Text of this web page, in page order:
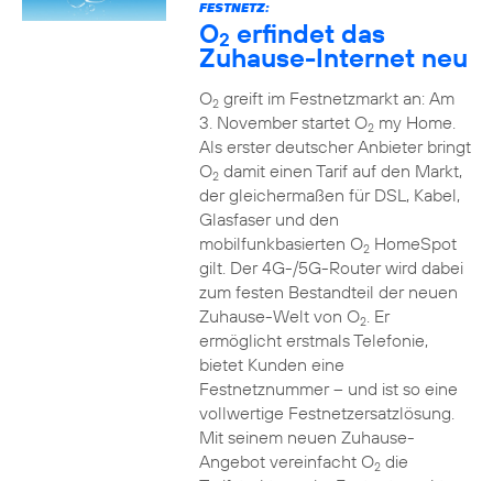
FESTNETZ:
O2 erfindet das
Zuhause-Internet neu
O2greift im Festnetzmarkt an: Am
3. November startet O2my Home.
Als erster deutscher Anbieter bringt
O2damit einen Tarif auf den Markt,
der gleichermaßen für DSL, Kabel,
Glasfaser und den
mobilfunkbasierten O2HomeSpot
gilt. Der 4G-/5G-Router wird dabei
zum festen Bestandteil der neuen
Zuhause-Welt von O2. Er
ermöglicht erstmals Telefonie,
bietet Kunden eine
Festnetznummer – und ist so eine
vollwertige Festnetzersatzlösung.
Mit seinem neuen Zuhause-
Angebot vereinfacht O2die